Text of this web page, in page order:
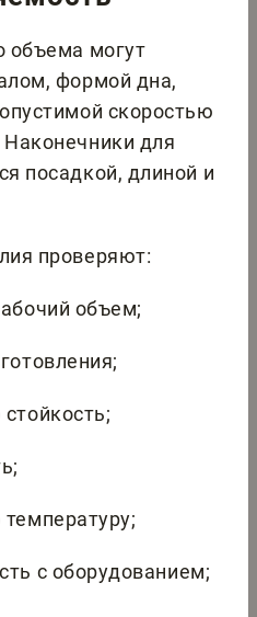
объема могут
формой дна,
скоростью
для
посадкой, длиной и
проверяют:
объем;
с оборудованием;